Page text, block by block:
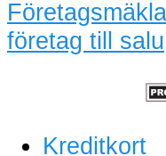
företag till salu
Kreditkort